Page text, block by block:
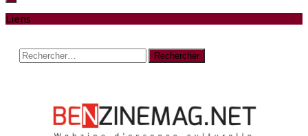
Liens
Rechercher :